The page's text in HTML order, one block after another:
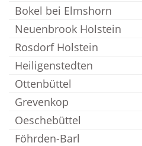
Bokel bei Elmshorn
Neuenbrook Holstein
Rosdorf Holstein
Heiligenstedten
Ottenbüttel
Grevenkop
Oeschebüttel
Föhrden-Barl